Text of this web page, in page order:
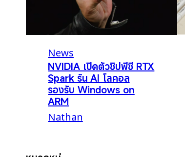
News
NVIDIA เปิดตัวชิปพีซี RTX
Spark รัน AI โลคอล
รองรับ Windows on
ARM
Nathan